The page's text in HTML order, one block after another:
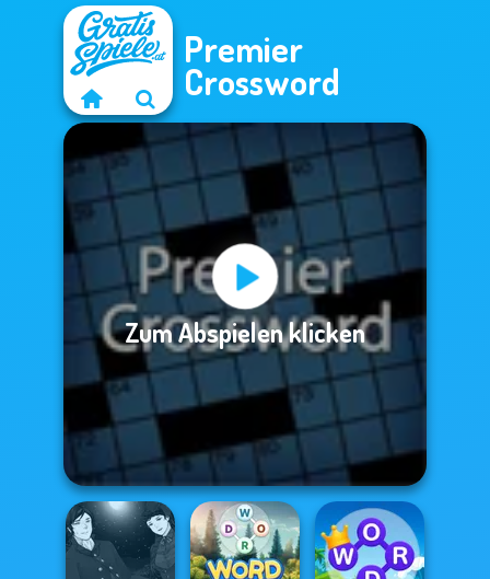
Premier
Crossword
Zum Abspielen klicken